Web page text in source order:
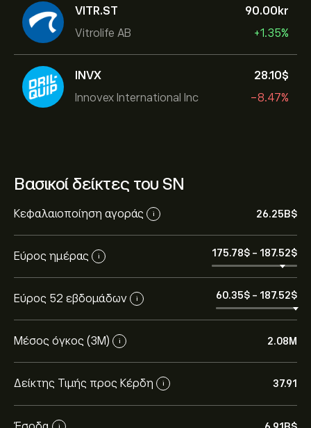
VITR.ST
Vitrolife AB
90.00‎kr‎
+1.35%
INVX
Innovex International Inc
28.10‎$‎
-8.47%
Βασικοί δείκτες του SN
Κεφαλαιοποίηση αγοράς i 26.25B‎$‎
Εύρος ημέρας i 175.78‎$‎ - 187.52‎$‎
Εύρος 52 εβδομάδων i 60.35‎$‎ - 187.52‎$‎
Μέσος όγκος (3Μ) i 2.08M
Δείκτης Τιμής προς Κέρδη i 37.91
i